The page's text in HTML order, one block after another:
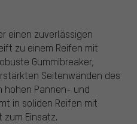
einen zuverlässigen
zu einem Reifen mit
Gummibreaker,
Seitenwänden des
hohen Pannen- und
in soliden Reifen mit
zum Einsatz.